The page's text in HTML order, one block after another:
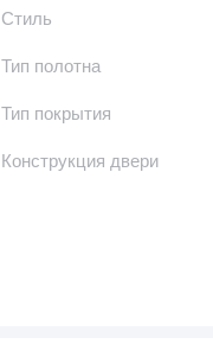
Стиль
Тип полотна
Тип покрытия
Конструкция двери